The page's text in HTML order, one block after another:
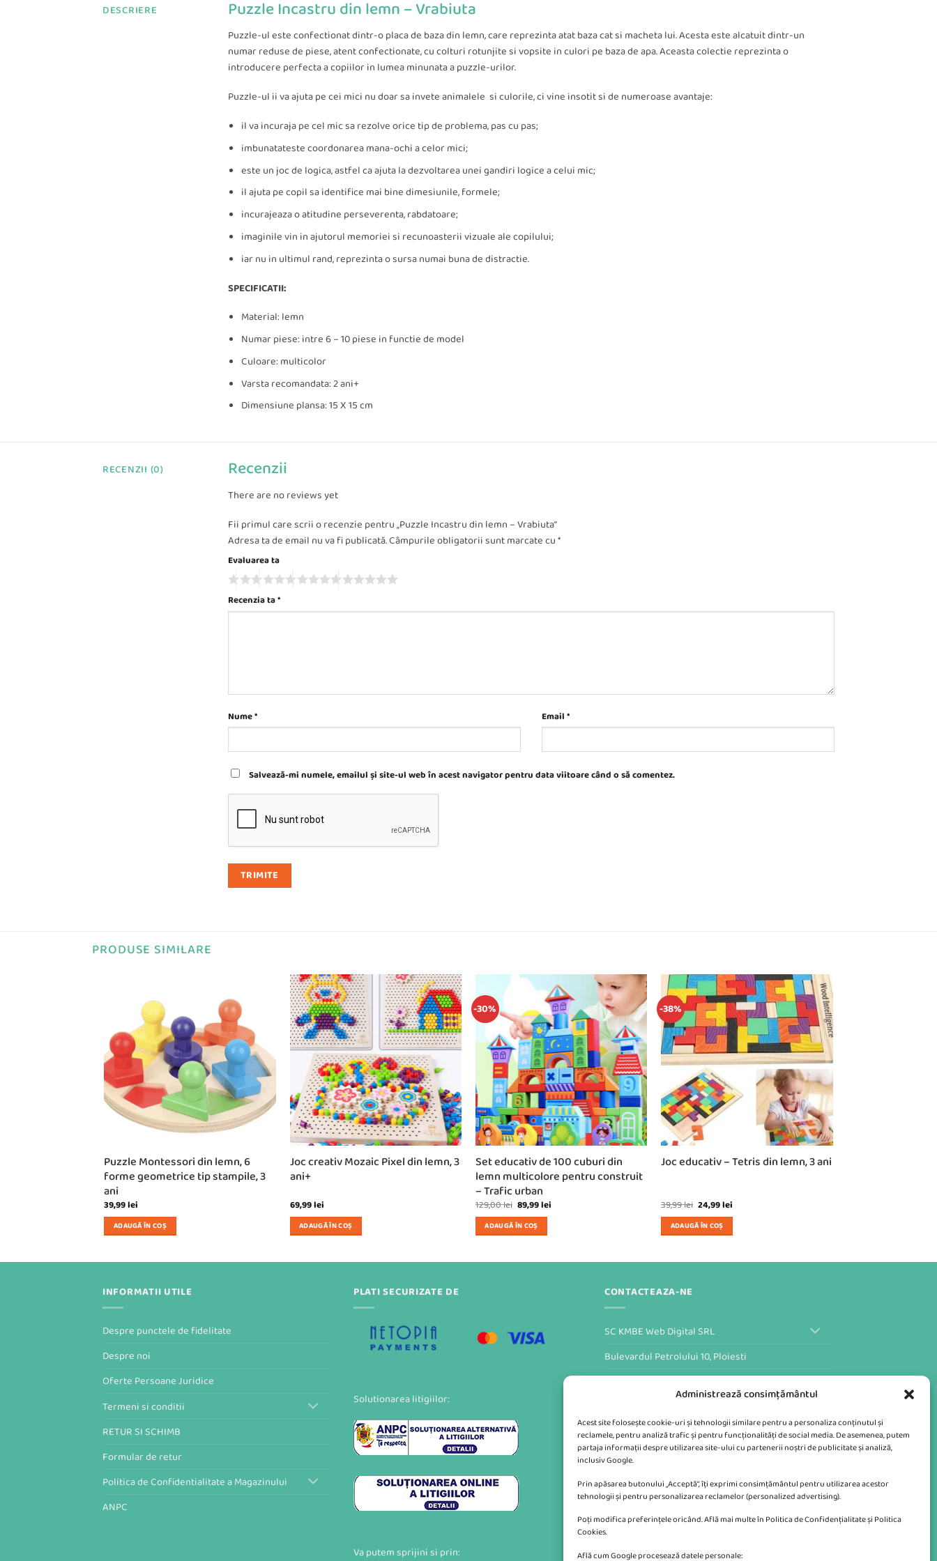
Administrează consimțământul
Acest site folosește cookie-uri și tehnologii similare pentru a personaliza conținutul și
reclamele, pentru analiză trafic și pentru funcționalități de social media. De asemenea, putem
partaja informații despre utilizarea site-ului cu partenerii noștri de publicitate și analiză,
inclusiv Google.
Prin apăsarea butonului „Acceptă”, îți exprimi consimțământul pentru utilizarea acestor
tehnologii și pentru personalizarea reclamelor (personalized advertising).
Poți modifica preferințele oricând. Află mai multe în Politica de Confidențialitate și Politica
Cookies.
Află cum Google procesează datele personale:
DESCRIERE Puzzle Incastru din lemn – Vrabiuta
Puzzle-ul este confectionat dintr-o placa de baza din lemn, care reprezinta atat baza cat si macheta lui. Acesta este alcatuit dintr-un
numar reduse de piese, atent confectionate, cu colturi rotunjite si vopsite in culori pe baza de apa. Aceasta colectie reprezinta o
introducere perfecta a copiilor in lumea minunata a puzzle-urilor.
Puzzle-ul ii va ajuta pe cei mici nu doar sa invete animalele si culorile, ci vine insotit si de numeroase avantaje:
il va incuraja pe cel mic sa rezolve orice tip de problema, pas cu pas;
imbunatateste coordonarea mana-ochi a celor mici;
este un joc de logica, astfel ca ajuta la dezvoltarea unei gandiri logice a celui mic;
il ajuta pe copil sa identifice mai bine dimesiunile, formele;
incurajeaza o atitudine perseverenta, rabdatoare;
imaginile vin in ajutorul memoriei si recunoasterii vizuale ale copilului;
iar nu in ultimul rand, reprezinta o sursa numai buna de distractie.
SPECIFICATII:
Material: lemn
Numar piese: intre 6 – 10 piese in functie de model
Culoare: multicolor
Varsta recomandata: 2 ani+
Dimensiune plansa: 15 X 15 cm
RECENZII (0) Recenzii
There are no reviews yet
Fii primul care scrii o recenzie pentru „Puzzle Incastru din lemn – Vrabiuta”
Adresa ta de email nu va fi publicată.Câmpurile obligatorii sunt marcate cu*
Evaluarea ta
Recenzia ta*
Nume* Email *
Salvează-mi numele, emailul și site-ul web în acest navigator pentru data viitoare când o să comentez.
PRODUSE SIMILARE
Puzzle Montessori din lemn, 6
forme geometrice tip stampile, 3
ani
39,99lei
ADAUGĂ ÎN COȘ
Joc creativ Mozaic Pixel din lemn, 3
ani+
69,99lei
ADAUGĂ ÎN COȘ
-30%
Set educativ de 100 cuburi din
lemn multicolore pentru construit
– Trafic urban
129,00lei Prețul
inițial
a
fost:
129,00 lei.
89,99leiPrețul
ADAUGĂ ÎN COȘ
-38%
Joc educativ – Tetris din lemn, 3 ani
39,99lei Prețul
inițial
a
fost:
39,99 lei.
24,99leiPrețul
24,99 lei.
ADAUGĂ ÎN COȘ
INFORMATII UTILE
Despre punctele de fidelitate
Despre noi
Oferte Persoane Juridice
Termeni si conditii
RETUR SI SCHIMB
Formular de retur
Politica de Confidentialitate a Magazinului
ANPC
PLATI SECURIZATE DE
Solutionarea litigiilor:
Va putem sprijini si prin:
CONTACTEAZA-NE
SC KMBE Web Digital SRL
Bulevardul Petrolului 10, Ploiesti